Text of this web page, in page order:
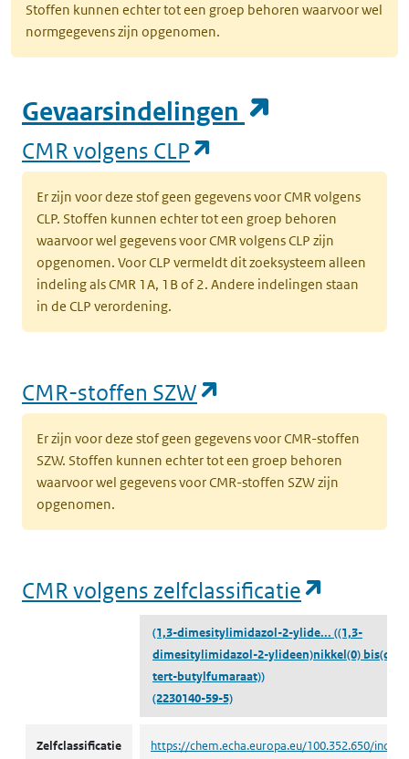
Stoffen kunnen echter tot een groep behoren waarvoor wel
normgegevens zijn opgenomen.
Gevaarsindelingen
CMR volgens CLP
Er zijn voor deze stof geen gegevens voor CMR volgens
CLP. Stoffen kunnen echter tot een groep behoren
waarvoor wel gegevens voor CMR volgens CLP zijn
opgenomen. Voor CLP vermeldt dit zoeksysteem alleen
indeling als CMR 1A, 1B of 2. Andere indelingen staan
in de CLP verordening.
CMR-stoffen SZW
Er zijn voor deze stof geen gegevens voor CMR-stoffen
SZW. Stoffen kunnen echter tot een groep behoren
waarvoor wel gegevens voor CMR-stoffen SZW zijn
opgenomen.
CMR volgens zelfclassificatie
(1,3-dimesitylimidazol-2-ylide... ((1,3-
dimesitylimidazol-2-ylideen)nikkel(0) bis(di-
tert-butylfumaraat))
(2230140-59-5)
Zelfclassificatie
https://chem.echa.europa.eu/100.352.650/